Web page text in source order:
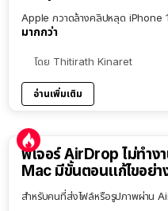
Apple กวาดล้างคลิปหลุด iPhone
มากกว่า
โดย Thitirath Kinaret
อ่านเพิ่มเติม
ฟีเจอร์ AirDrop ไม่ทำง
Mac มีขั้นตอนแก้ไขอย่า
สำหรับคนที่ส่งไฟล์หรือรูปภาพผ่าน